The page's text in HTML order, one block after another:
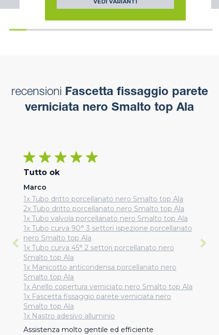
VEDI VARIANTI
recensioni Fascetta fissaggio parete
verniciata nero Smalto top Ala
Tutto ok
Marco
1x Tubo dritto porcellanato nero Smalto top Ala
2x Tubo dritto porcellanato nero Smalto top Ala
1x Tubo valvola porcellanato nero Smalto top Ala
1x Tubo curva 90° 3 settori ispezione porcellanato
nero Smalto top Ala
1x Tubo curva 45° 2 settori porcellanato nero
Smalto top Ala
1x Manicotto anticondensa porcellanato nero
Smalto top Ala
1x Anello copertura verniciato nero Smalto top Ala
1x Fascetta fissaggio parete verniciata nero
Smalto top Ala
1x Nastro adesivo alluminio
Assistenza molto gentile ed efficiente